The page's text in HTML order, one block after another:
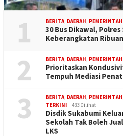
1 BERITA, DAERAH, PEMERINTAH,
30 Bus Dikawal,
Keberangkatan
2 BERITA, DAERAH, PEMERINTAH,
Prioritaskan
Tempuh Mediasi
3 BERITA, DAERAH, PEMERINTAH,
TERKINI
433 Dilihat
Disdik Sukabumi
Sekolah Tak Boleh
LKS